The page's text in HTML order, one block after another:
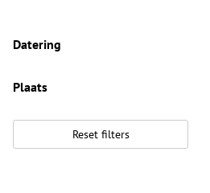
Datering
Plaats
Reset filters